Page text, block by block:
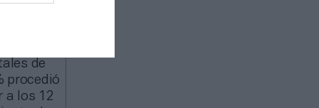
un
prevé
de
procedió
a los 12